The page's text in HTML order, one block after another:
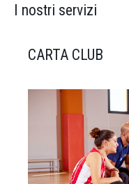
I nostri servizi
CARTA CLUB